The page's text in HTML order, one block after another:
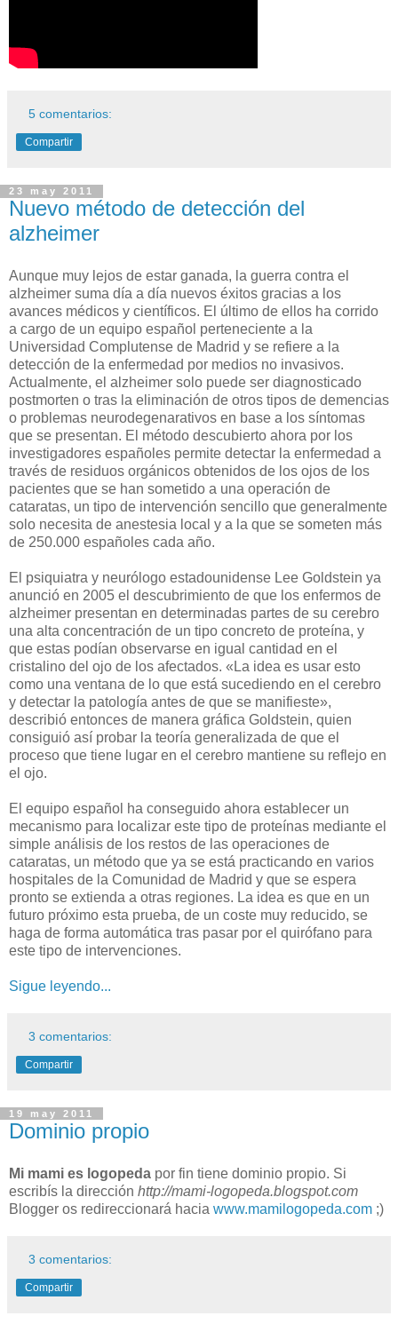
5 comentarios:
Compartir
23 may 2011
Nuevo método de detección del
alzheimer
Aunque muy lejos de estar ganada, la guerra contra el
alzheimer suma día a día nuevos éxitos gracias a los
avances médicos y científicos. El último de ellos ha corrido
a cargo de un equipo español perteneciente a la
Universidad Complutense de Madrid y se refiere a la
detección de la enfermedad por medios no invasivos.
Actualmente, el alzheimer solo puede ser diagnosticado
postmorten o tras la eliminación de otros tipos de demencias
o problemas neurodegenarativos en base a los síntomas
que se presentan. El método descubierto ahora por los
investigadores españoles permite detectar la enfermedad a
través de residuos orgánicos obtenidos de los ojos de los
pacientes que se han sometido a una operación de
cataratas, un tipo de intervención sencillo que generalmente
solo necesita de anestesia local y a la que se someten más
de 250.000 españoles cada año.
El psiquiatra y neurólogo estadounidense Lee Goldstein ya
anunció en 2005 el descubrimiento de que los enfermos de
alzheimer presentan en determinadas partes de su cerebro
una alta concentración de un tipo concreto de proteína, y
que estas podían observarse en igual cantidad en el
cristalino del ojo de los afectados. «La idea es usar esto
como una ventana de lo que está sucediendo en el cerebro
y detectar la patología antes de que se manifieste»,
describió entonces de manera gráfica Goldstein, quien
consiguió así probar la teoría generalizada de que el
proceso que tiene lugar en el cerebro mantiene su reflejo en
el ojo.
El equipo español ha conseguido ahora establecer un
mecanismo para localizar este tipo de proteínas mediante el
simple análisis de los restos de las operaciones de
cataratas, un método que ya se está practicando en varios
hospitales de la Comunidad de Madrid y que se espera
pronto se extienda a otras regiones. La idea es que en un
futuro próximo esta prueba, de un coste muy reducido, se
haga de forma automática tras pasar por el quirófano para
este tipo de intervenciones.
Sigue leyendo...
3 comentarios:
Compartir
19 may 2011
Dominio propio
Mi mami es logopeda por fin tiene dominio propio. Si
escribís la dirección http://mami-logopeda.blogspot.com
Blogger os redireccionará hacia www.mamilogopeda.com ;)
3 comentarios:
Compartir